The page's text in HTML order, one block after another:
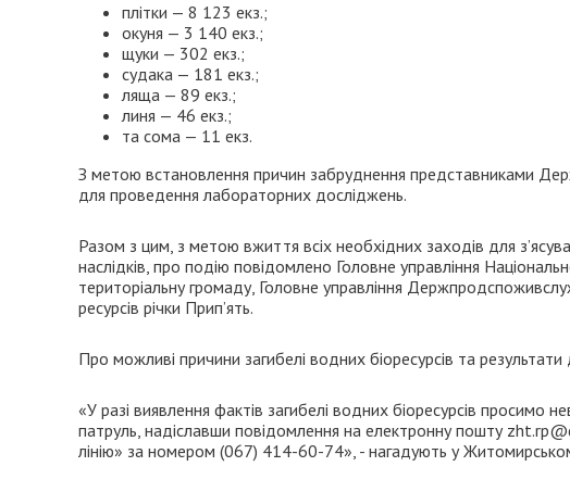
плітки — 8 123 екз.;
окуня — 3 140 екз.;
щуки — 302 екз.;
судака — 181 екз.;
ляща — 89 екз.;
линя — 46 екз.;
та сома — 11 екз.
З метою встановлення причин забруднення представниками
для проведення лабораторних досліджень.
Разом з цим, з метою вжиття всіх необхідних заходів для
наслідків, про подію повідомлено Головне управління
територіальну громаду, Головне управління
ресурсів річки Прип’ять.
Про можливі причини загибелі водних біоресурсів та
«У разі виявлення фактів загибелі водних біоресурсів
патруль, надіславши повідомлення на електронну пошту
лінію» за номером (067) 414-60-74», - нагадують у